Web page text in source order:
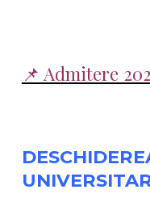
📌 Admitere